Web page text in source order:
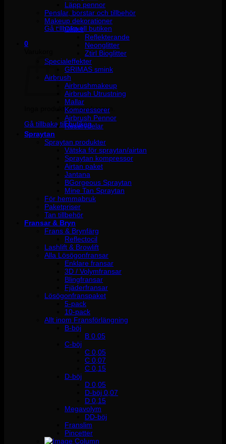
Inga produkter i varukorgen.
Gå tillbaka till butiken
0
Inga produkter i varukorgen.
Gå tillbaka till butiken
Läpp pennor
Penslar, borstar och tillbehör
Makeup dekorationer
Glitter
Reflekterande
Neonglitter
Ztirl Bioglitter
Specialeffekter
GRIMAS smink
Airbrush
Airbrushmakeup
Airbrush Utrustning
Mallar
Kompressorer
Airbrush Pennor
Reservdelar
Spraytan
Spraytan produkter
Vätska för spraytan/airtan
Spraytan kompressor
Airtan paket
Jantana
BGorgeous Spraytan
Mine Tan Spraytan
För hemmabruk
Paketpriser
Tan tillbehör
Fransar & Bryn
Frans & Brynfärg
Reflectocil
Lashlift & Browlift
Alla Lösögonfransar
Enklare fransar
3D / Volymfransar
Blingfransar
Fjäderfransar
Lösögonfranspaket
5-pack
10-pack
Allt inom Fransförlängning
B-böj
B 0.05
C-böj
C 0,05
C 0,07
C 0,15
D-böj
D 0,05
D-böj 0,07
D 0,15
Megavolym
DD-böj
Franslim
Pincetter